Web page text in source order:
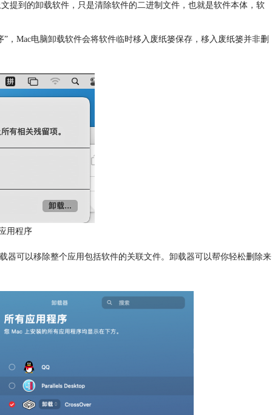
到的卸载软件，只是清除软件的二进制文件，也就是软件本体，软
Mac电脑卸载软件会将软件临时移入废纸篓保存，移入废纸篓并非删
用程序
可以移除整个应用包括软件的关联文件。卸载器可以帮你轻松删除来